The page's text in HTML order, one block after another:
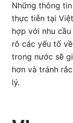
Những thông
thực tiễn tại
hợp với nhu
rõ các yếu tố
trong nước sẽ
hơn và tránh
lý.